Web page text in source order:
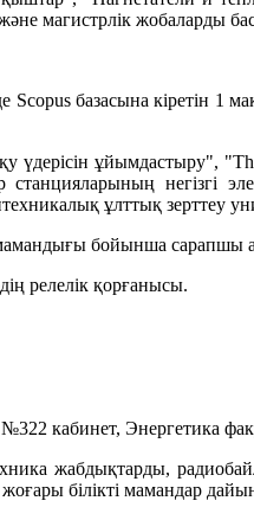
магистрлік жобаларды
базасына кіретін 1
үдерісін ұйымдастыру",
негізгі
ұлттық
бойынша сарапшы
релелік қорғанысы.
кабинет, Энергетика
жабдықтарды,
білікті мамандар